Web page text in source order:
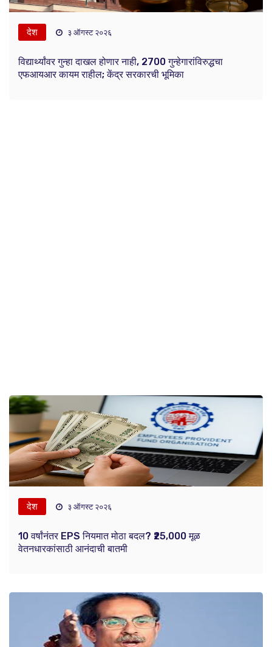
देश ३ ऑगस्ट २०२६
विद्यार्थ्यांवर गुन्हा दाखल होणार नाही, 2700 गुन्हेगारांविरुद्धचा
एफआयआर कायम राहील; केंद्र सरकारची भूमिका
देश ३ ऑगस्ट २०२६
10 वर्षांनंतर EPS नियमात मोठा बदल? ₹25,000 मूळ
वेतनधारकांसाठी आनंदाची बातमी